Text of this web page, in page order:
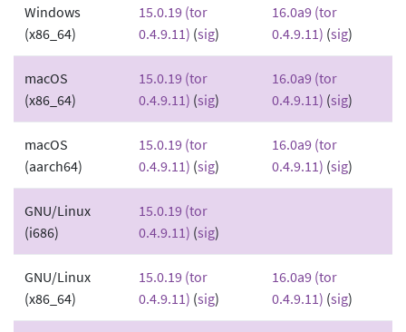
Windows
(x86_64)
15.0.19 (tor
0.4.9.11) (sig)
16.0a9 (tor
0.4.9.11) (sig)
macOS
(x86_64)
15.0.19 (tor
0.4.9.11) (sig)
16.0a9 (tor
0.4.9.11) (sig)
macOS
(aarch64)
15.0.19 (tor
0.4.9.11) (sig)
16.0a9 (tor
0.4.9.11) (sig)
GNU/Linux
(i686)
15.0.19 (tor
0.4.9.11) (sig)
GNU/Linux
(x86_64)
15.0.19 (tor
0.4.9.11) (sig)
16.0a9 (tor
0.4.9.11) (sig)